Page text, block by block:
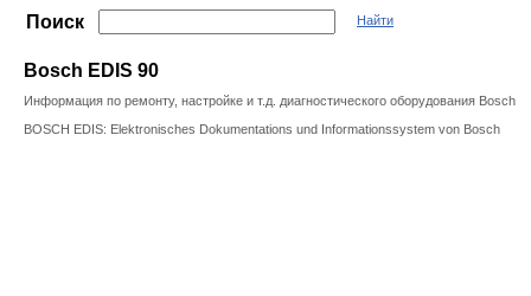
Поиск Найти
Bosch EDIS 90
Информация по ремонту, настройке и т.д. диагностического оборудования Bosch
BOSCH EDIS: Elektronisches Dokumentations und Informationssystem von Bosch